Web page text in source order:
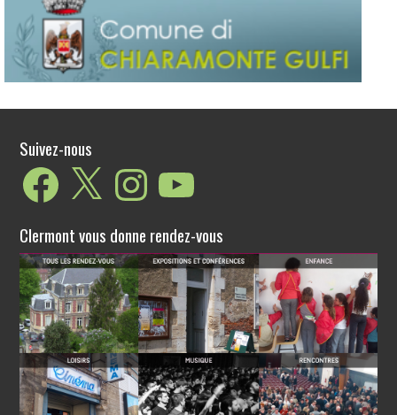
Suivez-nous
Facebook Instagram
Clermont vous donne rendez-vous